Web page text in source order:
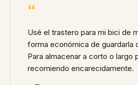
“
Usé el trastero para mi bici de
forma económica de guardarla
Para almacenar a corto o largo
recomiendo encarecidamente.